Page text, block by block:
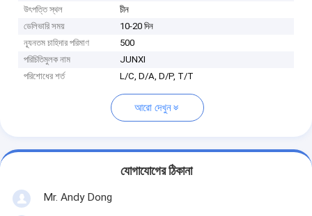
উৎপত্তি স্থল
চীন
ডেলিভারি সময়
10-20 দিন
ন্যূনতম চাহিদার পরিমাণ
500
পরিচিতিমুলক নাম
JUNXI
পরিশোধের শর্ত
L/C, D/A, D/P, T/T
আরো দেখুন
যোগাযোগের ঠিকানা
Mr. Andy Dong